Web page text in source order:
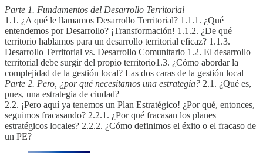
Parte 1. Fundamentos del Desarrollo Territorial
1.1. ¿A qué le llamamos Desarrollo Territorial? 1.1.1. ¿Qué
entendemos por Desarrollo? ¡Transformación! 1.1.2. ¿De qué
territorio hablamos para un desarrollo territorial eficaz? 1.1.3.
Desarrollo Territorial vs. Desarrollo Comunitario 1.2. El desarrollo
territorial debe surgir del propio territorio1.3. ¿Cómo abordar la
complejidad de la gestión local? Las dos caras de la gestión local
Parte 2. Pero, ¿por qué necesitamos una estrategia? 2.1. ¿Qué es,
pues, una estrategia de ciudad?
2.2. ¡Pero aquí ya tenemos un Plan Estratégico! ¿Por qué, entonces,
seguimos fracasando? 2.2.1. ¿Por qué fracasan los planes
estratégicos locales? 2.2.2. ¿Cómo definimos el éxito o el fracaso de
un PE?